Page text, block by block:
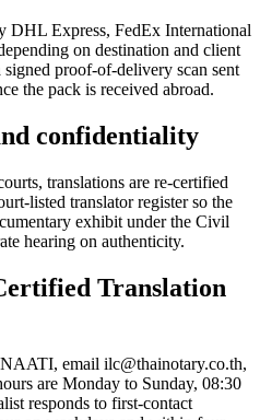
DHL Express, FedEx International
on destination and client
signed proof-of-delivery scan sent
the pack is received abroad.
confidentiality
translations are re-certified
listed translator register so the
exhibit under the Civil
hearing on authenticity.
Translation
email ilc@thainotary.co.th,
are Monday to Sunday, 08:30
responds to first-contact